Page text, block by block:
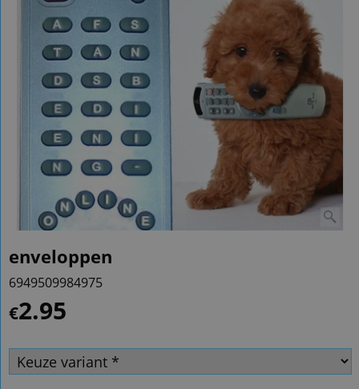
enveloppen
6949509984975
€2.95